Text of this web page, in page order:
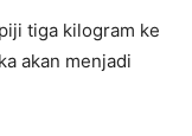
tiga kilogram ke
akan menjadi